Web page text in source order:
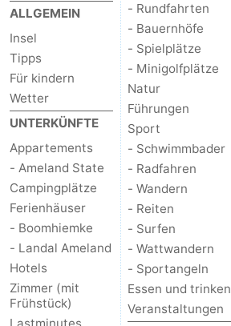
ALLGEMEIN
Insel
Tipps
Für kindern
Wetter
UNTERKÜNFTE
Appartements
- Ameland State
Campingplätze
Ferienhäuser
- Boomhiemke
- Landal Ameland
Hotels
Zimmer (mit
Frühstück)
- Rundfahrten
- Bauernhöfe
- Spielplätze
- Minigolfplätze
Natur
Führungen
Sport
- Schwimmbader
- Radfahren
- Wandern
- Reiten
- Surfen
- Wattwandern
- Sportangeln
Essen und trinken
Veranstaltungen